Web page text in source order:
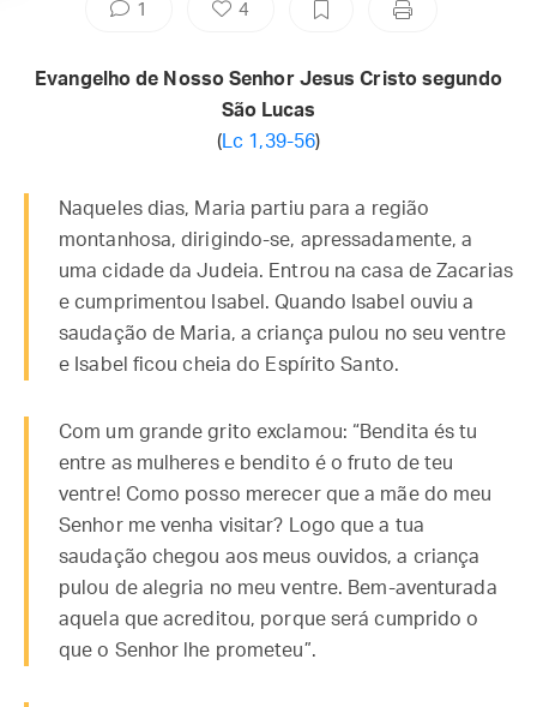
1 4
Evangelho de Nosso Senhor Jesus Cristo segundo
São Lucas
( Lc 1,39-56)
Naqueles dias, Maria partiu para a região
montanhosa, dirigindo-se, apressadamente, a
uma cidade da Judeia. Entrou na casa de Zacarias
e cumprimentou Isabel. Quando Isabel ouviu a
saudação de Maria, a criança pulou no seu ventre
e Isabel ficou cheia do Espírito Santo.
Com um grande grito exclamou: “Bendita és tu
entre as mulheres e bendito é o fruto de teu
ventre! Como posso merecer que a mãe do meu
Senhor me venha visitar? Logo que a tua
saudação chegou aos meus ouvidos, a criança
pulou de alegria no meu ventre. Bem-aventurada
aquela que acreditou, porque será cumprido o
que o Senhor lhe prometeu”.